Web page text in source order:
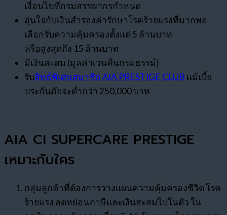
เงื่อนไขที่กรมสรรพากรกำหนด
อุ่นใจกับเงินสำรองค่ารักษาโรคร้ายแรงที่มากพอ
เลือกรับความคุ้มครองตั้งแต่ 5 ล้านบาท
หรือสูงสุดถึง 15 ล้านบาท
มีเงินสะสม (มูลค่าเวนคืนกรมธรรม์)
รับสิทธ์พิเศษสมาชิก AIA PRESTIGE CLUB แม้เบี้ย
ประกันภัยจะต่ำกว่า 250,000 บาท
AIA CI SUPERCARE PRESTIGE
เหมาะกับใคร
กลุ่มลูกค้าที่ต้องการวางแผนความคุ้มครองชีวิต โรค
ร้ายแรง ลดหย่อนภาษีและเงินสะสมไปในตัว ใน